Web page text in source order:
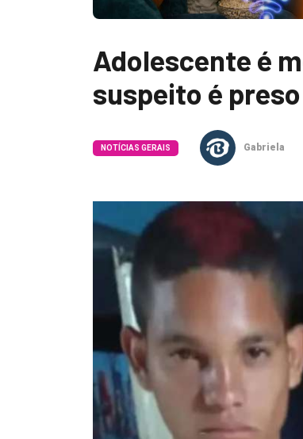
Adolescente é
suspeito é preso
NOTÍCIAS GERAIS Gabriela